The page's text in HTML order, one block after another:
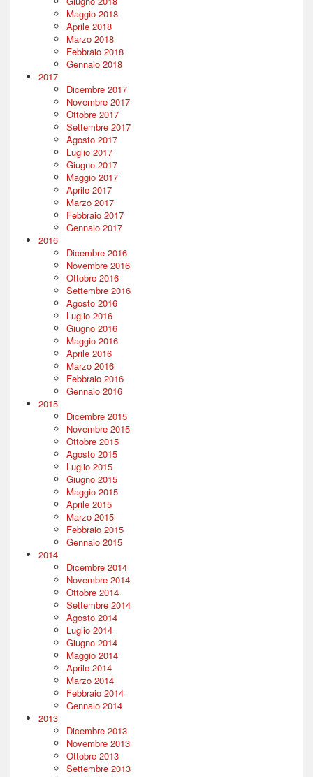
Maggio 2018
Aprile 2018
Marzo 2018
Febbraio 2018
Gennaio 2018
2017
Dicembre 2017
Novembre 2017
Ottobre 2017
Settembre 2017
Agosto 2017
Luglio 2017
Giugno 2017
Maggio 2017
Aprile 2017
Marzo 2017
Febbraio 2017
Gennaio 2017
2016
Dicembre 2016
Novembre 2016
Ottobre 2016
Settembre 2016
Agosto 2016
Luglio 2016
Giugno 2016
Maggio 2016
Aprile 2016
Marzo 2016
Febbraio 2016
Gennaio 2016
2015
Dicembre 2015
Novembre 2015
Ottobre 2015
Agosto 2015
Luglio 2015
Giugno 2015
Maggio 2015
Aprile 2015
Marzo 2015
Febbraio 2015
Gennaio 2015
2014
Dicembre 2014
Novembre 2014
Ottobre 2014
Settembre 2014
Agosto 2014
Luglio 2014
Giugno 2014
Maggio 2014
Aprile 2014
Marzo 2014
Febbraio 2014
Gennaio 2014
2013
Dicembre 2013
Novembre 2013
Ottobre 2013
Settembre 2013